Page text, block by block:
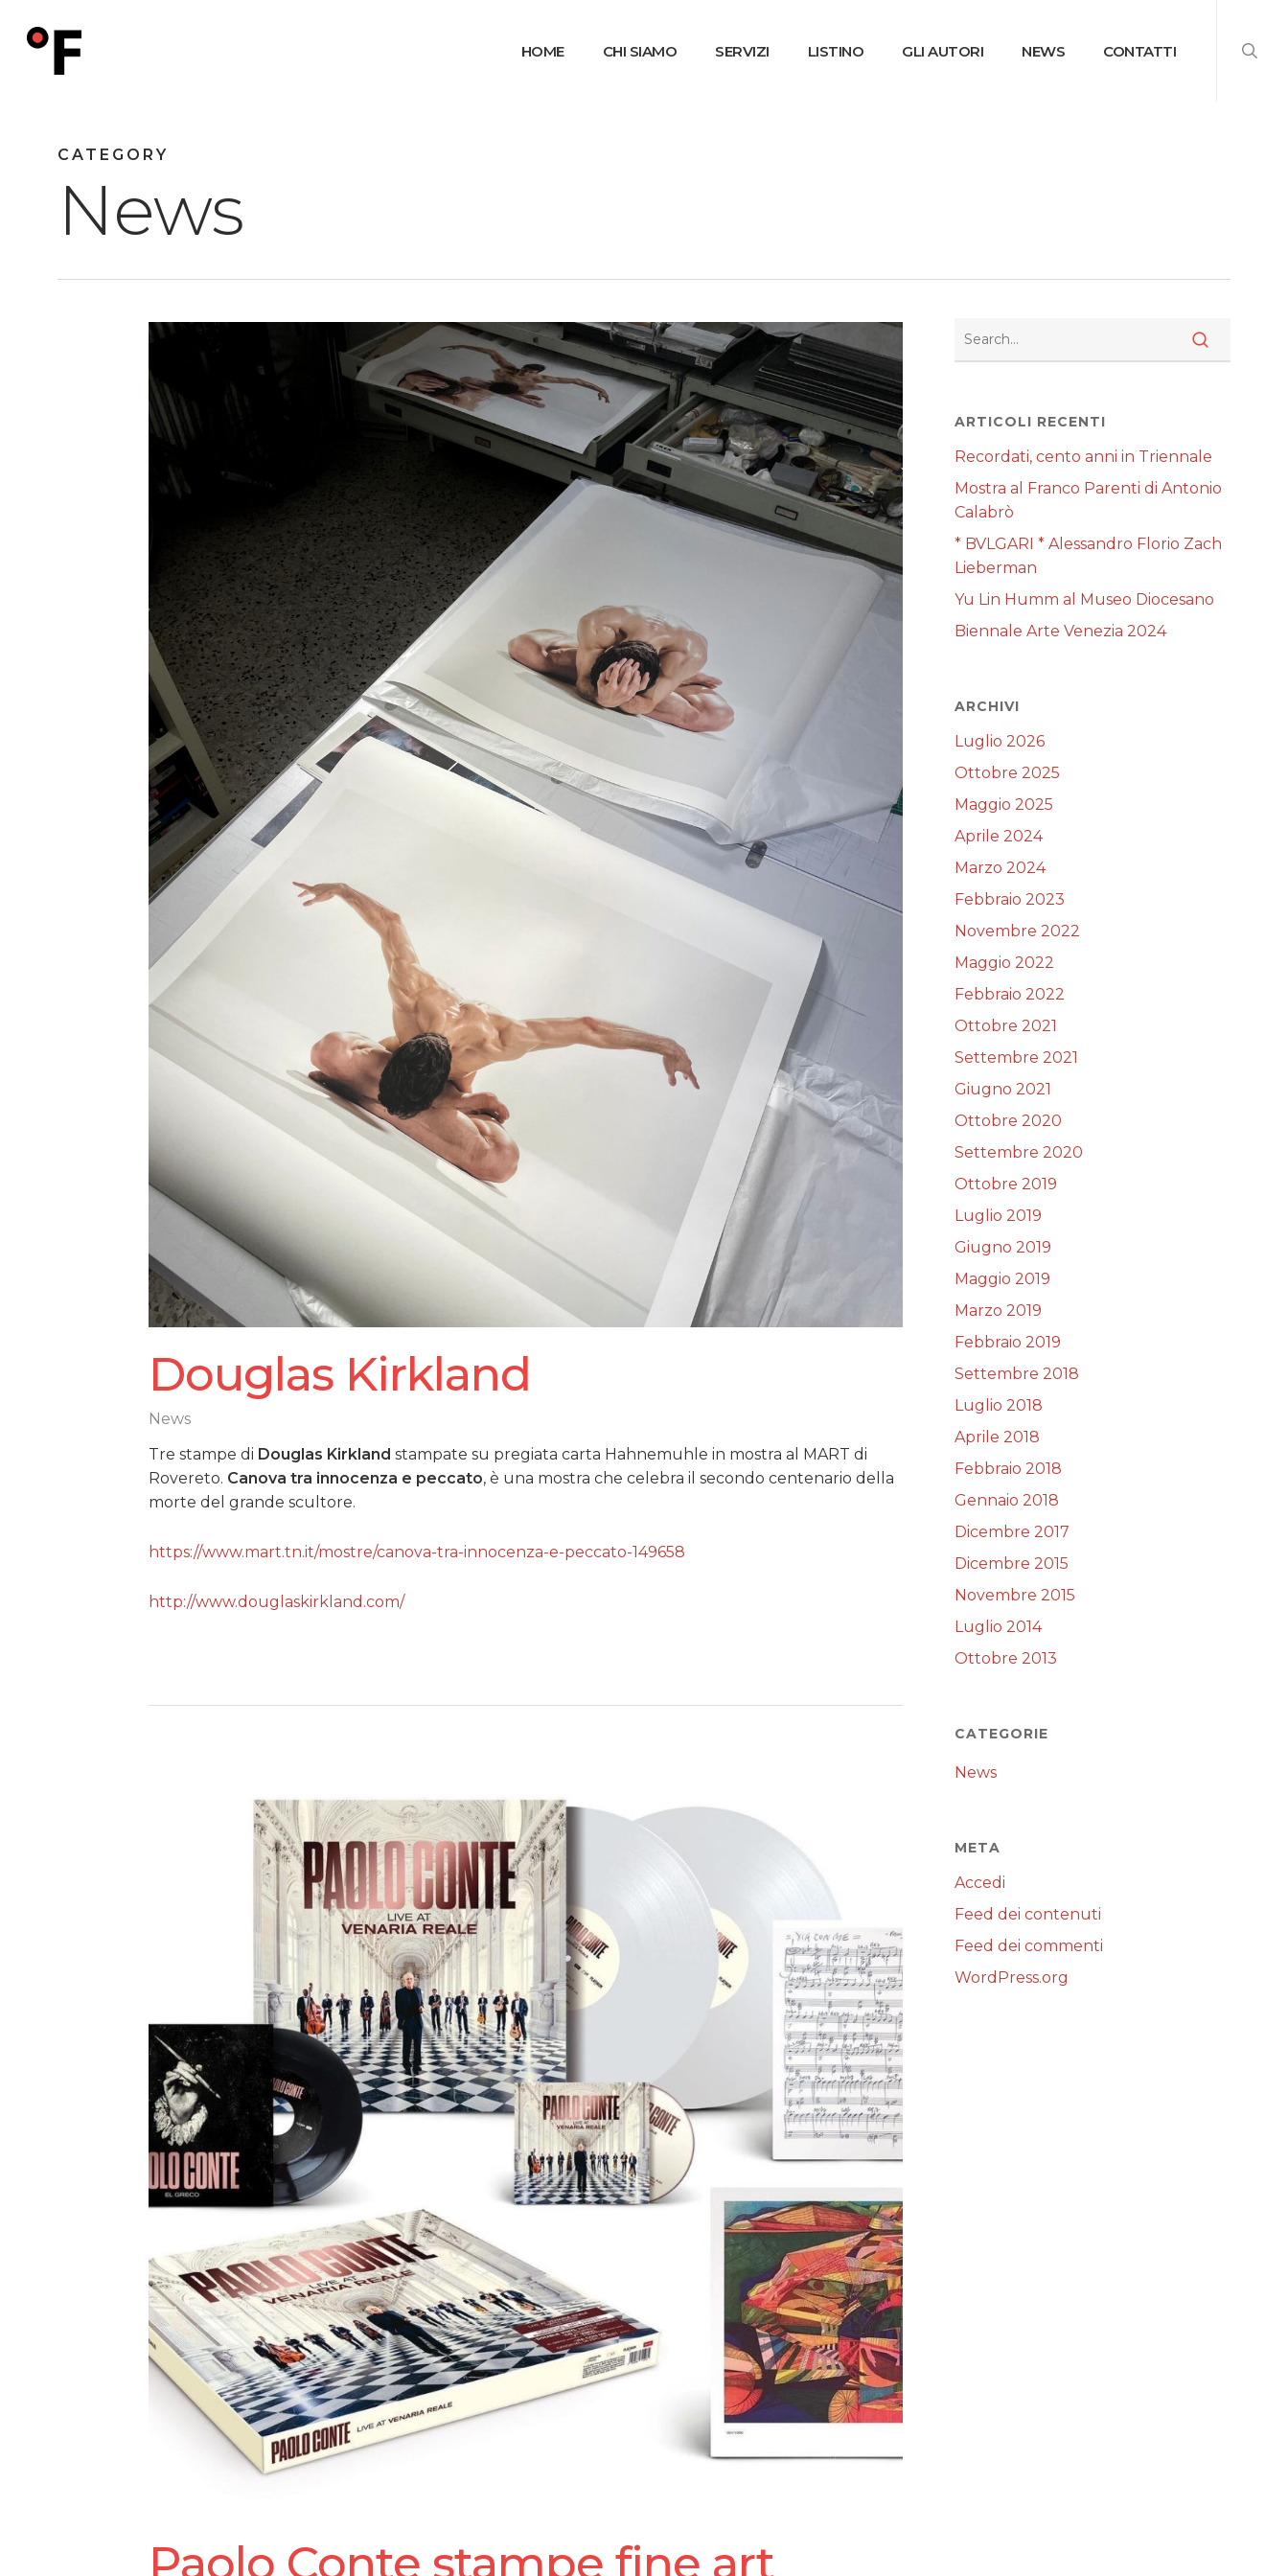
HOME CHI SIAMO SERVIZI LISTINO GLI AUTORI NEWS CONTATTI
CATEGORY
News
Douglas Kirkland
News
Tre stampe di Douglas Kirkland stampate su pregiata carta Hahnemuhle in mostra al MART di
Rovereto. Canova tra innocenza e peccato, è una mostra che celebra il secondo centenario della
morte del grande scultore.
https://www.mart.tn.it/mostre/canova-tra-innocenza-e-peccato-149658
http://www.douglaskirkland.com/
Paolo Conte stampe fine art
ARTICOLI RECENTI
Recordati, cento anni in Triennale
Mostra al Franco Parenti di Antonio
Calabrò
* BVLGARI * Alessandro Florio Zach
Lieberman
Yu Lin Humm al Museo Diocesano
Biennale Arte Venezia 2024
ARCHIVI
Luglio 2026
Ottobre 2025
Maggio 2025
Aprile 2024
Marzo 2024
Febbraio 2023
Novembre 2022
Maggio 2022
Febbraio 2022
Ottobre 2021
Settembre 2021
Giugno 2021
Ottobre 2020
Settembre 2020
Ottobre 2019
Luglio 2019
Giugno 2019
Maggio 2019
Marzo 2019
Febbraio 2019
Settembre 2018
Luglio 2018
Aprile 2018
Febbraio 2018
Gennaio 2018
Dicembre 2017
Dicembre 2015
Novembre 2015
Luglio 2014
Ottobre 2013
CATEGORIE
News
META
Accedi
Feed dei contenuti
Feed dei commenti
WordPress.org